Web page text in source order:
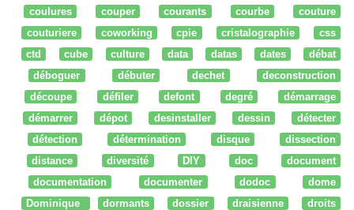
coulures
couper courants courbe
couture
couturiere
coworking cpie cristalographie
css
ctd
cube culture data datas dates
débat
déboguer
débuter dechet
deconstruction
découpe
défiler defont degré
démarrage
démarrer
dépot desinstaller dessin
détecter
détection
détermination disque
dissection
distance
diversité DIY doc
document
documentation
documenter dodoc
dome
Dominique
dormants dossier draisienne
droits